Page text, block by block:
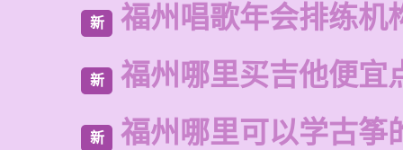
新 福州唱歌年会排练机
新 福州哪里买吉他便宜
新 福州哪里可以学古筝